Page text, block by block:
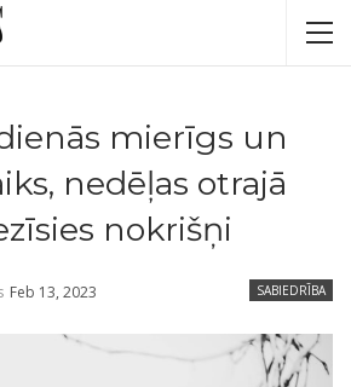
mierīgs un
nedēļas otrajā
nokrišņi
SABIEDRĪBA
Feb 13, 2023